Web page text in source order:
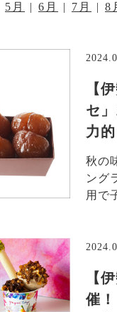
5月 6月 7月 8
【
セ
力的
秋の
ング
用で
【
催